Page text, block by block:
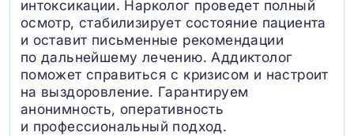
интоксикации. Нарколог проведет полный
осмотр, стабилизирует состояние пациента
и оставит письменные рекомендации
по дальнейшему лечению. Аддиктолог
поможет справиться с кризисом и настроит
на выздоровление. Гарантируем
анонимность, оперативность
и профессиональный подход.